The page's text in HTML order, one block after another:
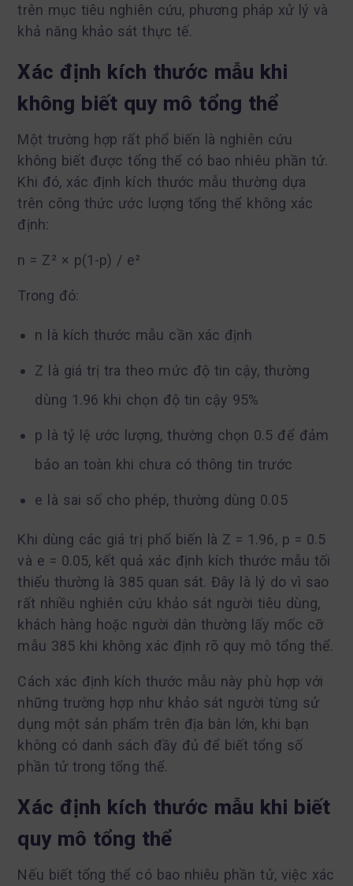
trên mục tiêu nghiên cứu, phương pháp xử lý và
khả năng khảo sát thực tế.
Xác định kích thước mẫu khi
không biết quy mô tổng thể
Một trường hợp rất phổ biến là nghiên cứu
không biết được tổng thể có bao nhiêu phần tử.
Khi đó, xác định kích thước mẫu thường dựa
trên công thức ước lượng tổng thể không xác
định:
n = Z² × p(1-p) / e²
Trong đó:
n là kích thước mẫu cần xác định
Z là giá trị tra theo mức độ tin cậy, thường
dùng 1.96 khi chọn độ tin cậy 95%
p là tỷ lệ ước lượng, thường chọn 0.5 để đảm
bảo an toàn khi chưa có thông tin trước
e là sai số cho phép, thường dùng 0.05
Khi dùng các giá trị phổ biến là Z = 1.96, p = 0.5
và e = 0.05, kết quả xác định kích thước mẫu tối
thiểu thường là 385 quan sát. Đây là lý do vì sao
rất nhiều nghiên cứu khảo sát người tiêu dùng,
khách hàng hoặc người dân thường lấy mốc cỡ
mẫu 385 khi không xác định rõ quy mô tổng thể.
Cách xác định kích thước mẫu này phù hợp với
những trường hợp như khảo sát người từng sử
dụng một sản phẩm trên địa bàn lớn, khi bạn
không có danh sách đầy đủ để biết tổng số
phần tử trong tổng thể.
Xác định kích thước mẫu khi biết
quy mô tổng thể
Nếu biết tổng thể có bao nhiêu phần tử, việc xác